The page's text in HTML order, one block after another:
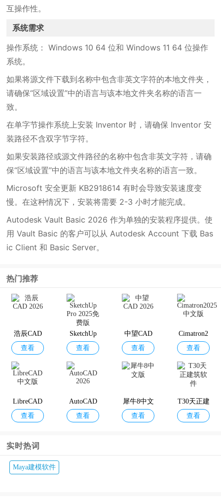
互操作性。
系统需求
操作系统： Windows 10 64 位和 Windows 11 64 位操作
系统。
如果将源文件下载到名称中包含非英文字符的本地文件夹，
请确保“区域设置”中的语言与该本地文件夹名称的语言一
致。
在单字节操作系统上安装 Inventor 时，请确保 Inventor 安
装路径不含双字节字符。
如果安装路径或源文件路径的名称中包含非英文字符，请确
保“区域设置”中的语言与该本地文件夹名称的语言一致。
Microsoft 安全更新 KB2918614 有时会导致安装速度变
慢。在这种情况下，安装将需要 2-3 小时才能完成。
Autodesk Vault Basic 2026 作为单独的安装程序提供。使
用 Vault Basic 的客户可以从 Autodesk Account 下载 Bas
ic Client 和 Basic Server。
热门推荐
浩辰CAD
2026
查看
SketchUp
Pro 2025免
查看
中望CAD
2026
查看
Cimatron2
025中文版
查看
LibreCAD
中文版
查看
AutoCAD
2026
查看
犀牛8中文
版
查看
T30天正建
筑软件
查看
实时热词
Maya建模软件